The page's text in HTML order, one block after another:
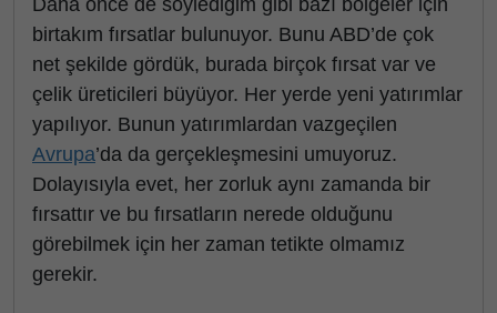
Daha önce de söylediğim gibi bazı bölgeler için
birtakım fırsatlar bulunuyor. Bunu ABD’de çok
net şekilde gördük, burada birçok fırsat var ve
çelik üreticileri büyüyor. Her yerde yeni yatırımlar
yapılıyor. Bunun yatırımlardan vazgeçilen
Avrupa’da da gerçekleşmesini umuyoruz.
Dolayısıyla evet, her zorluk aynı zamanda bir
fırsattır ve bu fırsatların nerede olduğunu
görebilmek için her zaman tetikte olmamız
gerekir.